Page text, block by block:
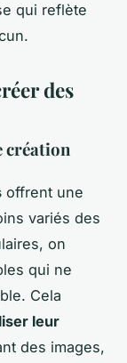
qui reflète
des
création
offrent une
variés des
on
qui ne
Cela
leur
des images,